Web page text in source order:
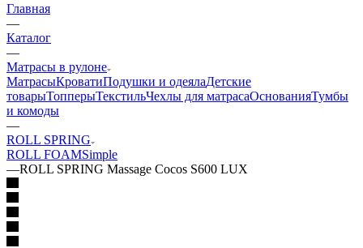
Главная
—
Каталог
—
Матрасы в рулоне
МатрасыКроватиПодушки и одеялаДетские
товарыТопперыТекстильЧехлы для матрасаОснованияТумбы
и комоды
—
ROLL SPRING
ROLL FOAMSimple
—ROLL SPRING Massage Cocos S600 LUX